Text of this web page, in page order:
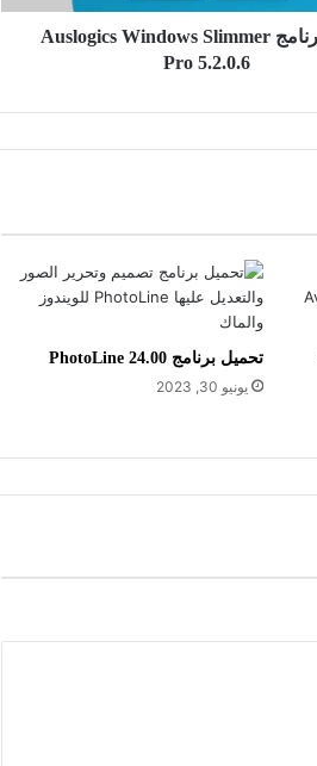
تفعيل برنامج Auslogics Windows Slimmer
Pro 5.2.0.6
تحميل برنامج PhotoLine 24.00
يونيو 30, 2023